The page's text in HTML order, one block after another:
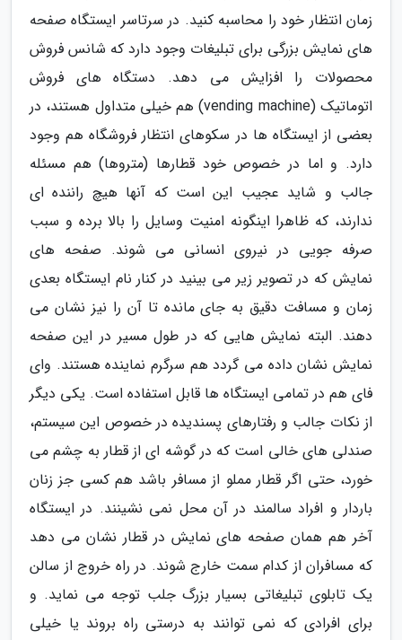
زمان انتظار خود را محاسبه کنید. در سرتاسر ایستگاه صفحه
های نمایش بزرگی برای تبلیغات وجود دارد که شانس فروش
محصولات را افزایش می دهد. دستگاه های فروش
اتوماتیک (vending machine) هم خیلی متداول هستند، در
بعضی از ایستگاه ها در سکوهای انتظار فروشگاه هم وجود
دارد. و اما در خصوص خود قطارها (متروها) هم مسئله
جالب و شاید عجیب این است که آنها هیچ راننده ای
ندارند، که ظاهرا اینگونه امنیت وسایل را بالا برده و سبب
صرفه جویی در نیروی انسانی می شوند. صفحه های
نمایش که در تصویر زیر می بینید در کنار نام ایستگاه بعدی
زمان و مسافت دقیق به جای مانده تا آن را نیز نشان می
دهند. البته نمایش هایی که در طول مسیر در این صفحه
نمایش نشان داده می گردد هم سرگرم نماینده هستند. وای
فای هم در تمامی ایستگاه ها قابل استفاده است. یکی دیگر
از نکات جالب و رفتارهای پسندیده در خصوص این سیستم،
صندلی های خالی است که در گوشه ای از قطار به چشم می
خورد، حتی اگر قطار مملو از مسافر باشد هم کسی جز زنان
باردار و افراد سالمند در آن محل نمی نشینند. در ایستگاه
آخر هم همان صفحه های نمایش در قطار نشان می دهد
که مسافران از کدام سمت خارج شوند. در راه خروج از سالن
یک تابلوی تبلیغاتی بسیار بزرگ جلب توجه می نماید. و
برای افرادی که نمی توانند به درستی راه بروند یا خیلی